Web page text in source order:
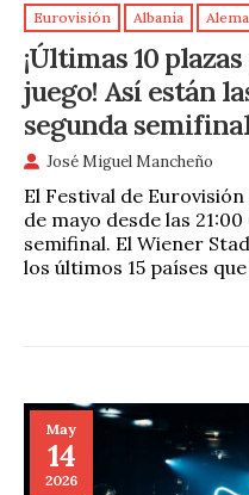
Eurovisión Albania
¡Últimas 10
juego! Así están
segunda
José Miguel Mancheño
El Festival de
de mayo desde las
semifinal. El Wiener
los últimos 15 países
May
14
2026